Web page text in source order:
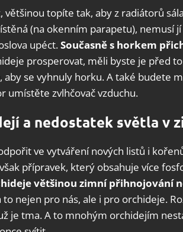
odstraňování chyb,
Ukládání a sdělování voleb
většinou topíte tak, aby z radiátorů
(na okenním parapetu), nemusí
upéct.Současně s horkem
prosperovat, měli byste je před
aby se vyhnuly horku. A také budete
umístěte zvlhčovač vzduchu.
a nedostatek světla v
ve vytváření nových listů i
přípravek, který obsahuje více
většinou zimní přihnojování
nejen pro nás, ale i pro orchideje.
je tma. A to mnohým orchidejím